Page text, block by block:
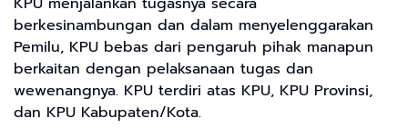
berkesinambungan dan dalam menyelenggarakan
Pemilu, KPU bebas dari pengaruh pihak manapun
berkaitan dengan pelaksanaan tugas dan
wewenangnya. KPU terdiri atas KPU, KPU Provinsi,
dan KPU Kabupaten/Kota.